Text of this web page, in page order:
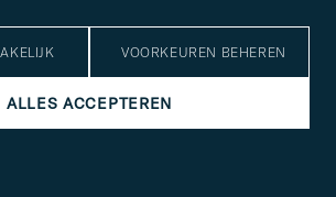
VOORKEUREN BEHEREN
ALLES ACCEPTEREN